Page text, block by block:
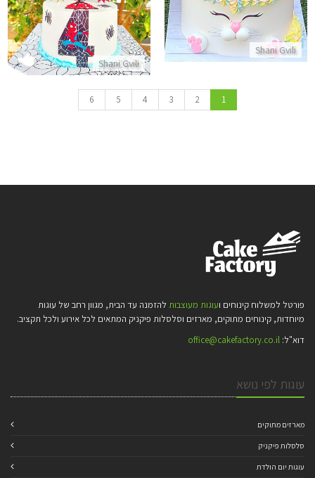
Shani Gvili
התקשר/י
Shani Gvili
התקשר/י
1
2
3
4
5
6
פורטל למשלוח קינוחים ועוגות מעוצבות להזמנה עד הבית, מגוון רחב של עוגות
מיוחדות, קינוחים מתוקים, מארזים וסלסלות פיקניק המתאים לכל אירוע ולכל תקציב.
דוא"ל: office@cakefactory.co.il
עוגות לפי נושא
מארזים מתוקים
סלסלות פיקניק
עוגות יום הולדת